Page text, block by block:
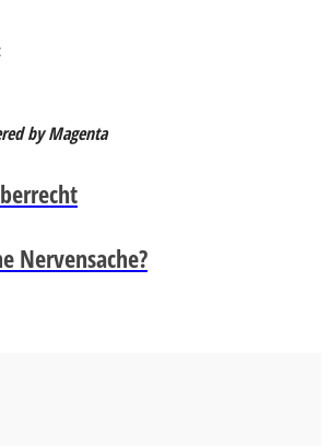
by Magenta
Nervensache?